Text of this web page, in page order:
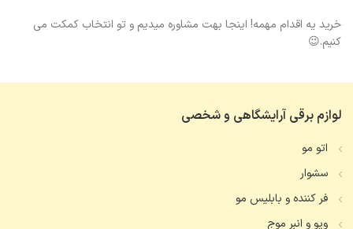
خرید یه اقدام مهمه! اینجا بهت مشاوره میدیم و تو انتخاب کمکت می
کنیم.😉
لوازم برقی آرایشگاهی و شخصی
اتو مو
سشوار
فر کننده و بابلیس مو
ویو و انبر موج